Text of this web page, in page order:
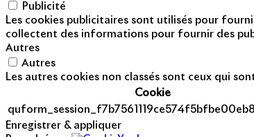
Publicité
Les cookies publicitaires sont utilisés pour
collectent des informations pour fournir des
Autres
Autres
Les autres cookies non classés sont ceux qui
Cookie
Enregistrer & appliquer